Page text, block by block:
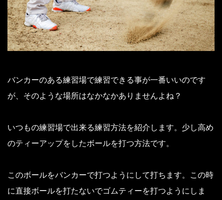
バンカーのある練習場で練習できる事が一番いいのです
が、そのような場所はなかなかありませんよね？
いつもの練習場で出来る練習方法を紹介します。 少し高め
のティーアップをしたボールを打つ方法です。
このボールをバンカーで打つようにして打ちます。
この時
に直接ボールを打たないでゴムティーを打つようにしま